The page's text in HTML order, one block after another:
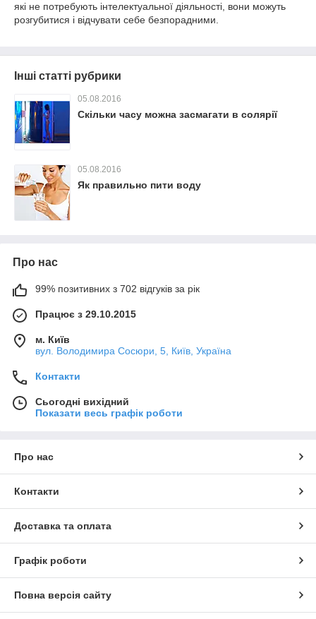
які не потребують інтелектуальної діяльності, вони можуть
розгубитися і відчувати себе безпорадними.
Інші статті рубрики
05.08.2016
Скільки часу можна засмагати в солярії
05.08.2016
Як правильно пити воду
Про нас
99% позитивних з 702 відгуків за рік
Працює з 29.10.2015
м. Київ
вул. Володимира Сосюри, 5, Київ, Україна
Контакти
Сьогодні вихідний
Показати весь графік роботи
Про нас
Контакти
Доставка та оплата
Графік роботи
Повна версія сайту